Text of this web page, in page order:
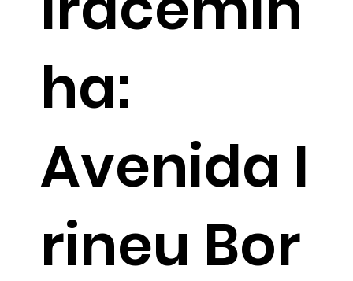
ha:
Avenida I
rineu Bor